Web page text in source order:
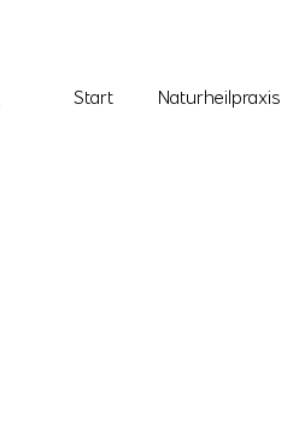
Start Naturheilpraxis